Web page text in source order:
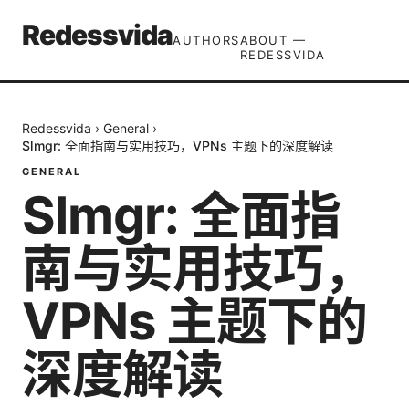
RedessvidaAUTHORSABOUT —
REDESSVIDA
Redessvida › General ›
Slmgr: 全面指南与实用技巧，VPNs 主题下的深度解读
GENERAL
Slmgr: 全面指
南与实用技巧，
VPNs 主题下的
深度解读